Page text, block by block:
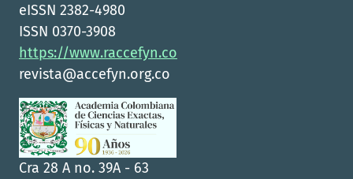
eISSN 2382-4980
ISSN 0370-3908
https://www.raccefyn.co
revista@accefyn.org.co
Cra 28 A no. 39A - 63